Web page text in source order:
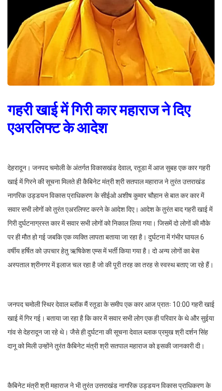
गहरी खाई में गिरी कार महाराज ने दिए
एअरलिफ्ट के आदेश
देहरादून। जनपद चमोली के अंतर्गत विकासखंड देवाल, रतूडा में आज सुबह एक कार गहरी
खाई में गिरने की सूचना मिलते ही कैबिनेट मंत्री श्री सतपाल महाराज ने तुरंत उत्तराखंड
नागरिक उड्डयन विकास प्राधिकरण के सीईओ अशीष कुमार चौहान से बात कर कार में
सवार सभी लोगों को तुरंत एअरलिफ्ट करने के आदेश दिए। आदेश के तुरंत बाद गहरी खाई में
गिरी दुर्घटनाग्रस्त कार में सवार सभी लोगों को निकाल लिया गया। जिसमें दो लोगों की मौके
पर ही मौत हो गई जबकि एक व्यक्ति लापता बताया जा रहा है। दुर्घटना में गंभीर घायल 6
वर्षीय हर्षित को उपचार हेतु ऋषिकेश एम्स में भर्ती किया गया है। दो अन्य लोगों का बेस
अस्पताल श्रीनगर में इलाज चल रहा है जो की पूरी तरह का तरह से स्वस्थ बताए जा रहे हैं।
जनपद चमोली स्थिर देवाल ब्लॉक मैं रतूडा के समीप एक कार आज प्रातः 10:00 गहरी खाई
खाई में गिर गई। बताया जा रहा है कि कार में सवार सभी लोग एक ही परिवार के थे और सुईया
गांव से देहरादून जा रहे थे। जैसे ही दुर्घटना की सूचना देवाल ब्लाक प्रमुख श्री दर्शन सिंह
दानू को मिली उन्होंने तुरंत कैबिनेट मंत्री श्री सतपाल महाराज को इसकी जानकारी दी।
कैबिनेट मंत्री श्री महाराज ने भी तुरंत उत्तराखंड नागरिक उड्डयन विकास प्राधिकरण के